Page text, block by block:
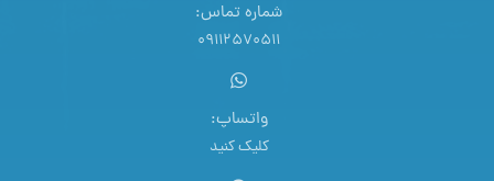
شماره تماس:
09112570511
واتساپ:
کلیک کنید